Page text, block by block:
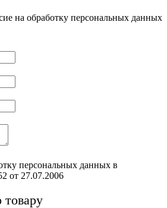
на обработку персональных данных
персональных данных в
от 27.07.2006
товару